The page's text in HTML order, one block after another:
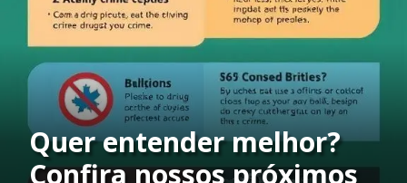
Quer entender melhor?
Confira nossos próximos